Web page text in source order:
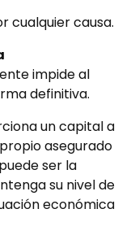
cualquier causa.
impide al
definitiva.
un capital a
asegurado
ser la
su nivel de
económica